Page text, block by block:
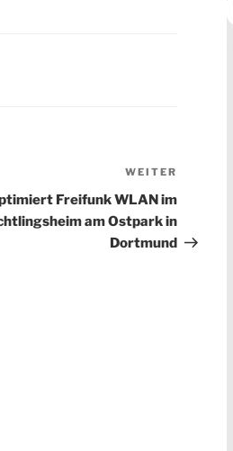
Beitrag
WEITER
Freifunk WLAN im
am Ostpark in
Dortmund